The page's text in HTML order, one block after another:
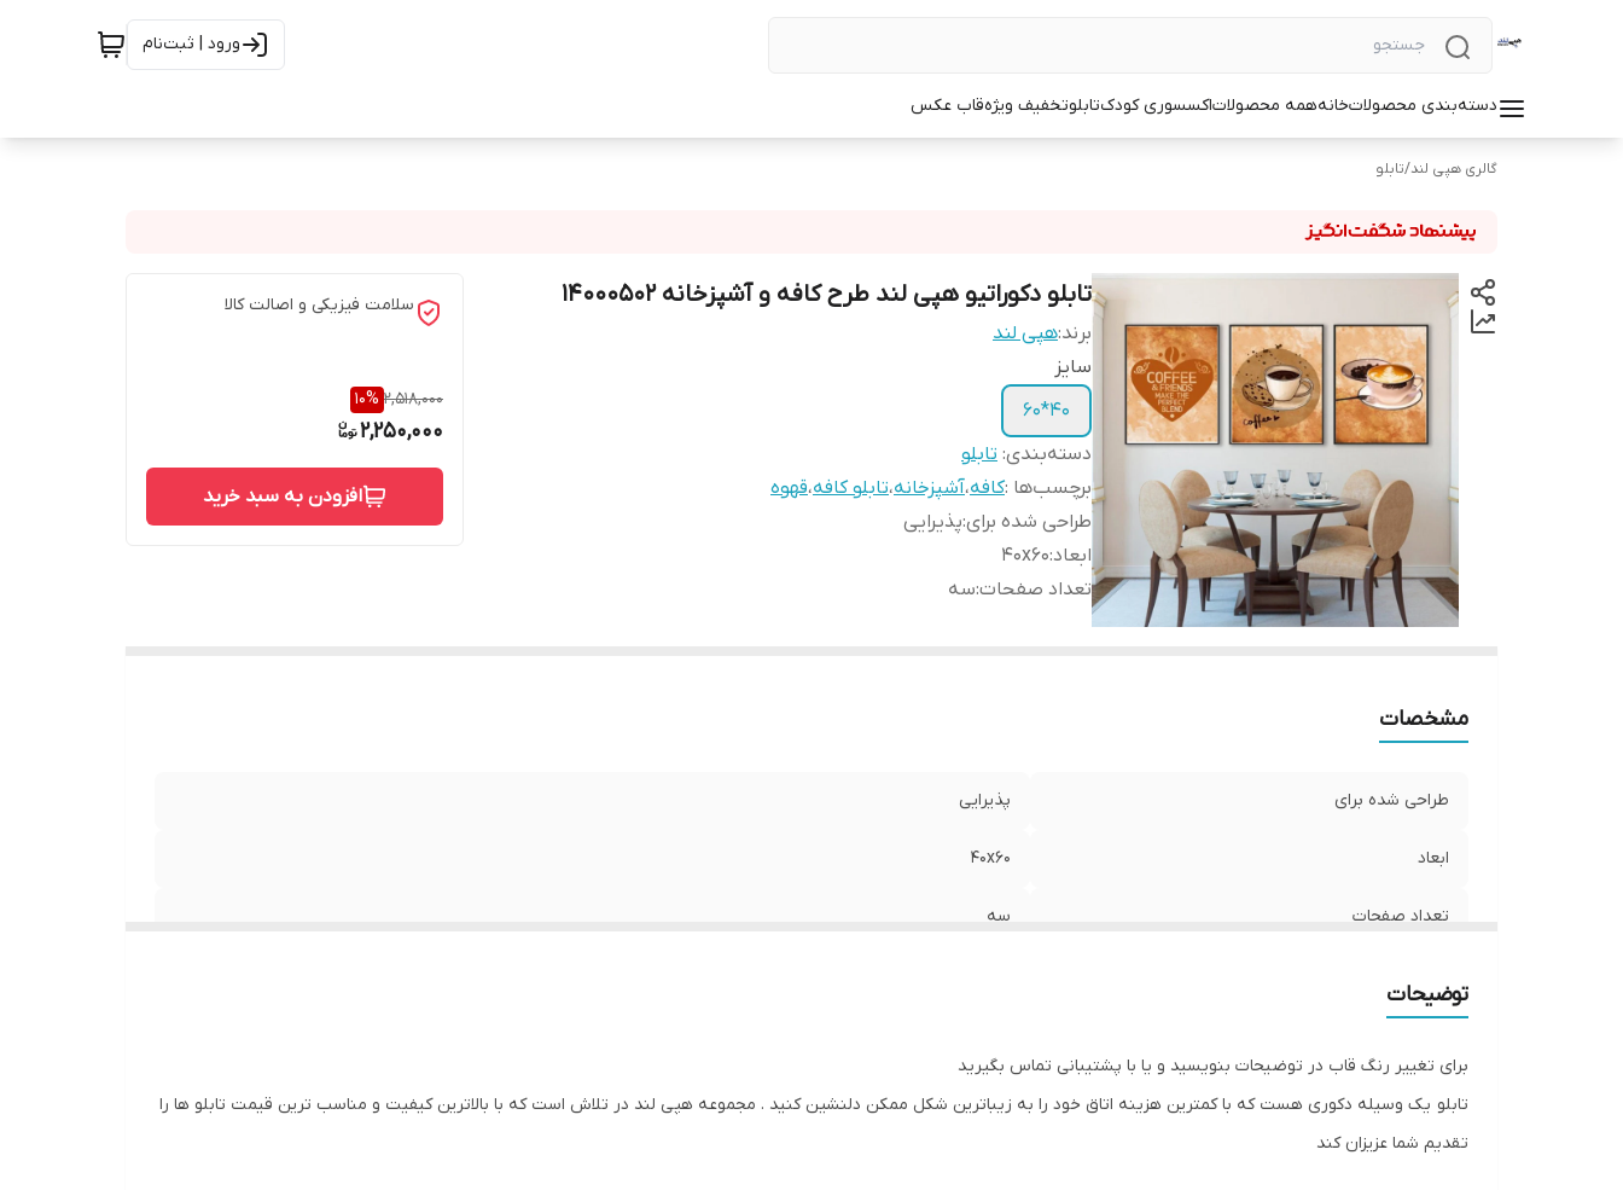
ورود | ثبت‌نام
دسته‌بندی محصولاتخانههمه محصولاتاکسسوری کودکتابلوتخفیف ویژهقاب عکس
گالری هپی لند/تابلو
تابلو دکوراتیو هپی لند طرح کافه و آشپزخانه 14000502
برند:هپی لند
سایز
40*60
دسته‌بندی: تابلو
برچسب‌ها :کافه،آشپزخانه،تابلو کافه،قهوه
طراحی شده برای:پذیرایی
ابعاد:
40x60
تعداد صفحات:سه
سلامت فیزیکی و اصالت کالا
2,518,000
10%
2,250,000
افزودن به سبد خرید
مشخصات
طراحی شده برای پذیرایی
ابعاد 40x60
تعداد صفحات سه
توضیحات
برای تغییر رنگ قاب در توضیحات بنویسید و یا با پشتیبانی تماس بگیرید
تابلو یک وسیله دکوری هست که با کمترین هزینه اتاق خود را به زیباترین شکل ممکن دلنشین کنید . مجموعه هپی لند در تلاش است که با بالاترین کیفیت و مناسب ترین قیمت تابلو ها را
تقدیم شما عزیزان کند